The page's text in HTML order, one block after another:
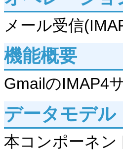
メール受信
機能概要
GmailのIMAP4
データモデル
本コンポーネ